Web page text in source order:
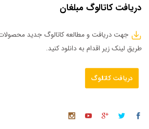
دریافت کاتالوگ مبلغان
جهت دریافت و مطالعه کاتالوگ جدید محصولات
طریق لینک زیر اقدام به دانلود کنید.
دریافت کاتالوگ